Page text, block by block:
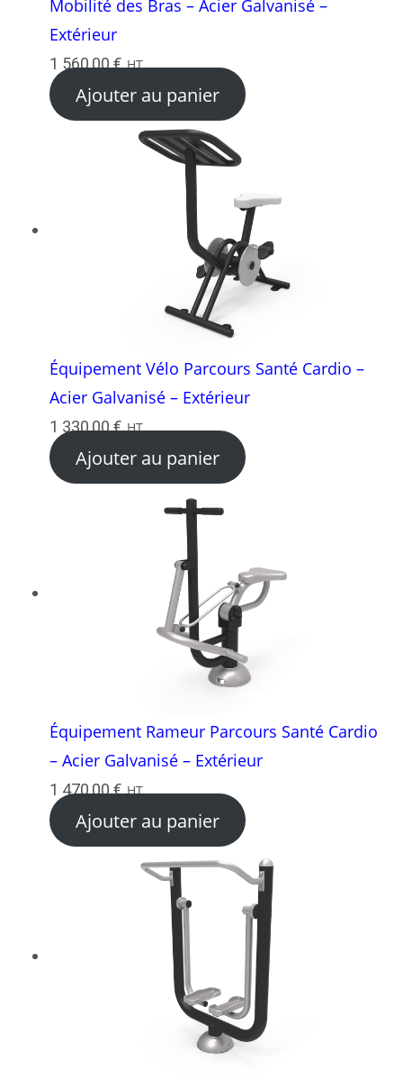
Mobilité des Bras – Acier Galvanisé –
Extérieur
1 560,00€ HT
Ajouter au panier
Équipement Vélo Parcours Santé Cardio –
Acier Galvanisé – Extérieur
1 330,00€ HT
Ajouter au panier
Équipement Rameur Parcours Santé Cardio
– Acier Galvanisé – Extérieur
1 470,00€ HT
Ajouter au panier